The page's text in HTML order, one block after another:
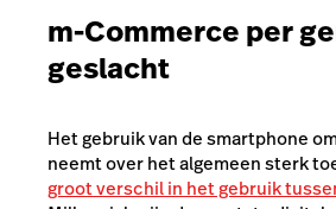
m-Commerce per
geslacht
Het gebruik van de smartphone
neemt over het algemeen sterk
groot verschil in het gebruik